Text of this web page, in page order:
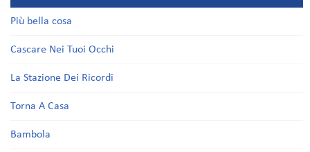
Più bella cosa
Cascare Nei Tuoi Occhi
La Stazione Dei Ricordi
Torna A Casa
Bambola